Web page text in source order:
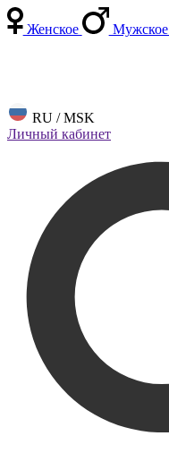
Женское Мужское
RU / MSK
Личный кабинет